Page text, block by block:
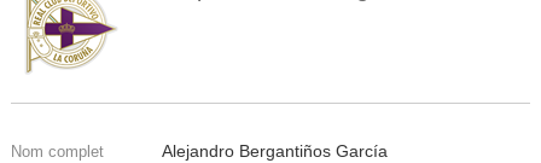
Nom complet Alejandro Bergantiños García